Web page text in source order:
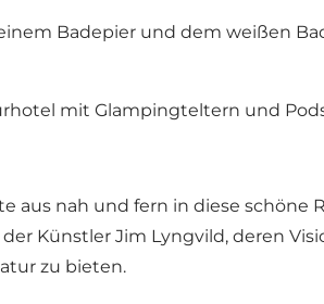
Badepier und dem weißen
mit Glampingteltern und
aus nah und fern in diese schöne
Künstler Jim Lyngvild, deren
zu bieten.